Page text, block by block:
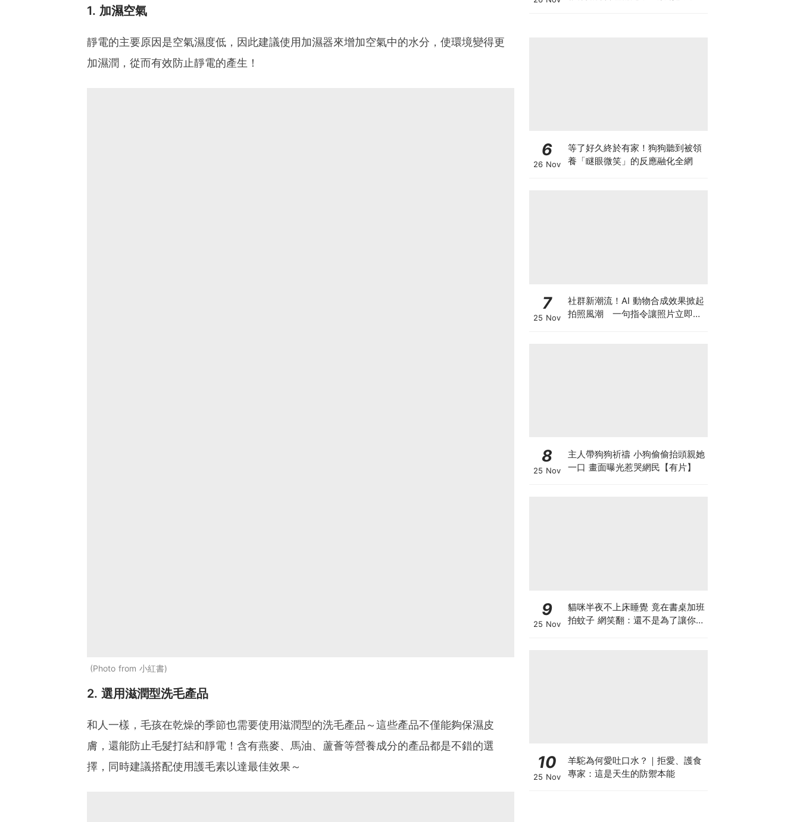
1. 加濕空氣
靜電的主要原因是空氣濕度低，因此建議使用加濕器來增加空氣中的水分，使環境變得更
加濕潤，從而有效防止靜電的產生！
Photo from 小紅書
2. 選用滋潤型洗毛產品
和人一樣，毛孩在乾燥的季節也需要使用滋潤型的洗毛產品～這些產品不僅能夠保濕皮
膚，還能防止毛髮打結和靜電！含有燕麥、馬油、蘆薈等營養成分的產品都是不錯的選
擇，同時建議搭配使用護毛素以達最佳效果～
6
26 Nov
等了好久終於有家！狗狗聽到被領
養「瞇眼微笑」的反應融化全網
7
25 Nov
社群新潮流！AI 動物合成效果掀起
拍照風潮 一句指令讓照片立即升
8
25 Nov
主人帶狗狗祈禱 小狗偷偷抬頭親她
一口 畫面曝光惹哭網民【有片】
9
25 Nov
貓咪半夜不上床睡覺 竟在書桌加班
拍蚊子 網笑翻：還不是為了讓你睡
10
25 Nov
羊駝為何愛吐口水？｜拒愛、護食
專家：這是天生的防禦本能